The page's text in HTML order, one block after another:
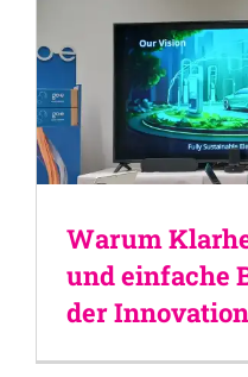
Warum
und einfache
der